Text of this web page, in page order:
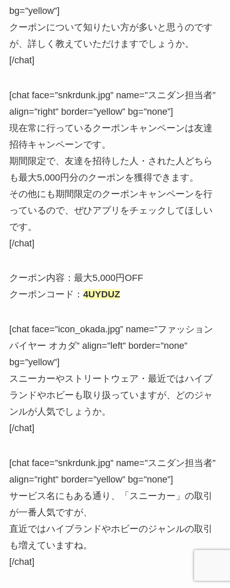
bg=”yellow”]
クーポンについて知りたい方が多いと思うのです
が、詳しく教えていただけますでしょうか。
[/chat]
[chat face=”snkrdunk.jpg” name=”スニダン担当者”
align=”right” border=”yellow” bg=”none”]
現在常に行っているクーポンキャンペーンは友達
招待キャンペーンです。
期間限定で、友達を招待した人・された人どちら
も最大5,000円分のクーポンを獲得できます。
その他にも期間限定のクーポンキャンペーンを行
っているので、ぜひアプリをチェックしてほしい
です。
[/chat]
クーポン内容：最大5,000円OFF
クーポンコード： 4UYDUZ
[chat face=”icon_okada.jpg” name=”ファッション
バイヤー オカダ” align=”left” border=”none”
bg=”yellow”]
スニーカーやストリートウェア・最近ではハイブ
ランドやホビーも取り扱っていますが、どのジャ
ンルが人気でしょうか。
[/chat]
[chat face=”snkrdunk.jpg” name=”スニダン担当者”
align=”right” border=”yellow” bg=”none”]
サービス名にもある通り、「スニーカー」の取引
が一番人気ですが、
直近ではハイブランドやホビーのジャンルの取引
も増えていますね。
[/chat]